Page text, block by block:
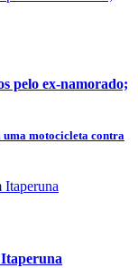
pelo ex-namorado;
uma motocicleta contra
Itaperuna